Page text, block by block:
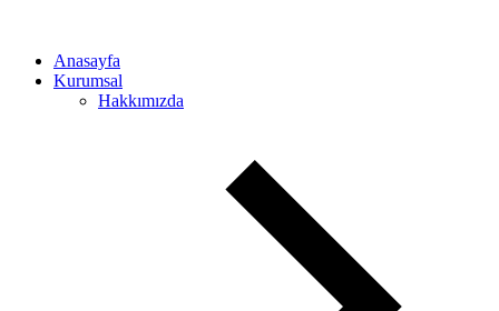
Anasayfa
Kurumsal
Hakkımızda